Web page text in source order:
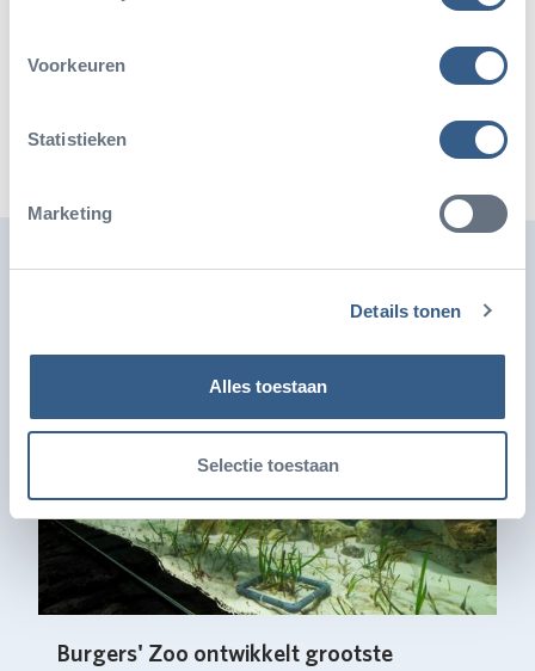
Voorkeuren
Statistieken
Marketing
Details tonen
Alles toestaan
Selectie toestaan
Deel op WhatsApp
Kopieer link
Ook leuk
Burgers' Zoo ontwikkelt grootste